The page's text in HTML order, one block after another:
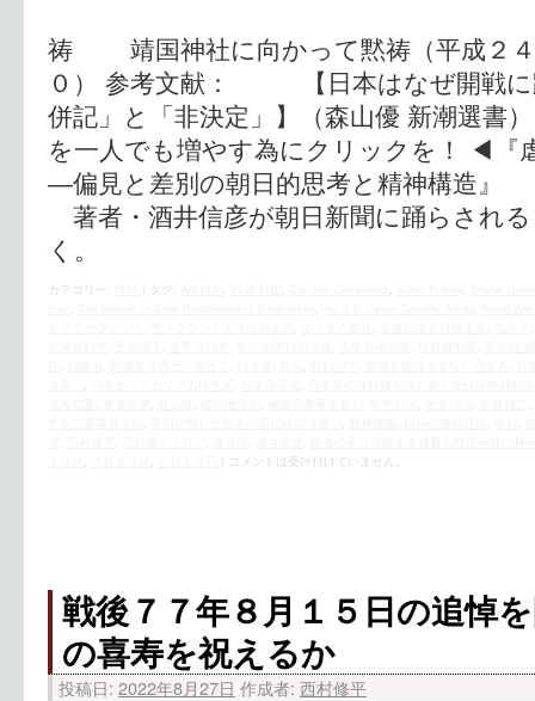
祷 靖国神社に向かって黙祷（平成２４
０） 参考文献： 【日本はなぜ開戦に
併記」と「非決定」】（森山優 新潮選書
を一人でも増やす為にクリックを！ ◀︎『
―偏見と差別の朝日的思考と精神構造』
著者・酒井信彦が朝日新聞に踊らされ
く。
カテゴリー: タグ: , , , ,
, , ,
, , , ,
, , , , , ,
, , , , , , ,
, , ,
, , , , , , ,
,
, , , , ,
, , , , ,
, , コメントは受け付けていません。
戦後７７年８月１５日の追悼
の喜寿を祝えるか
投稿日: 2022年8月27日 作成者: 西村修平